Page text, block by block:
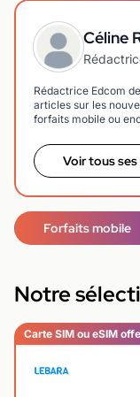
Céline
Rédactrice Edcom
articles sur les
forfaits mobile ou
Voir tous
Forfaits mobile
Notre
Carte SIM ou eSIM